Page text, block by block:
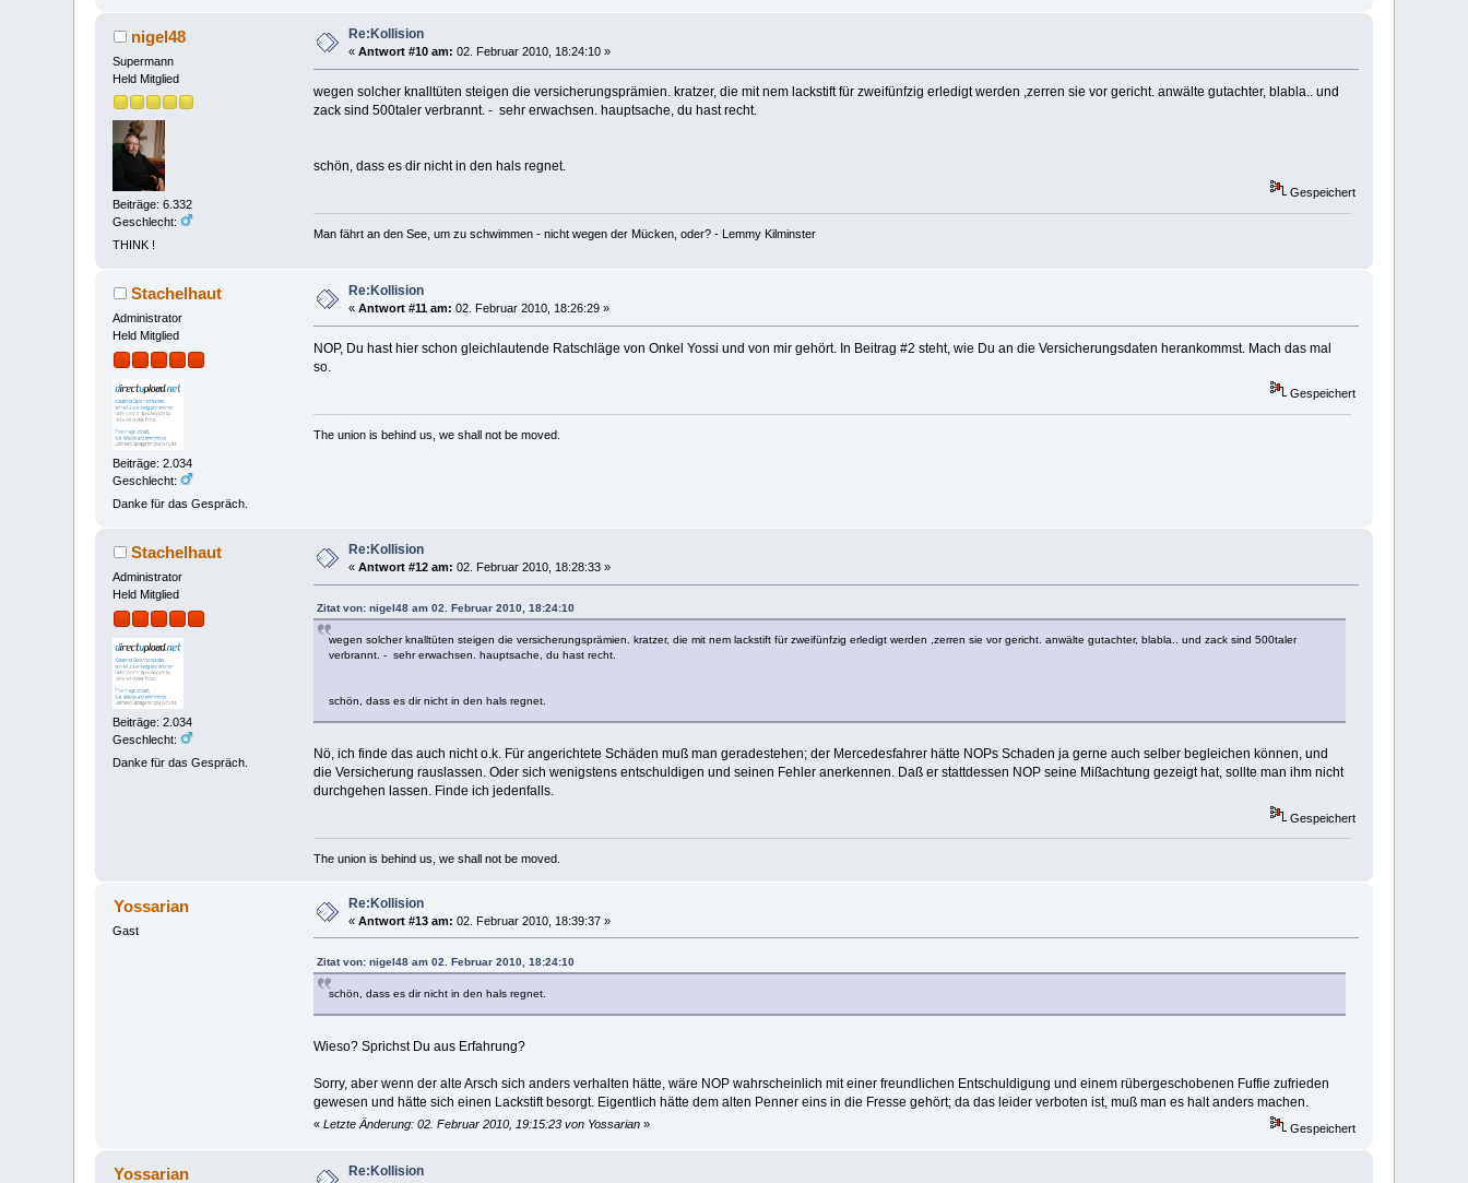
nigel48
Supermann
Held Mitglied
Beiträge: 6.332
Geschlecht:
THINK !
Re:Kollision
«Antwort #10 am: 02. Februar 2010, 18:24:10 »
wegen solcher knalltüten steigen die versicherungsprämien. kratzer, die mit nem lackstift für zweifünfzig erledigt werden ,zerren sie vor gericht. anwälte gutachter, blabla.. und
zack sind 500taler verbrannt. - sehr erwachsen. hauptsache, du hast recht.
schön, dass es dir nicht in den hals regnet.
Gespeichert
Man fährt an den See, um zu schwimmen - nicht wegen der Mücken, oder? - Lemmy Kilminster
Stachelhaut
Administrator
Held Mitglied
Beiträge: 2.034
Geschlecht:
Danke für das Gespräch.
Re:Kollision
«Antwort #11 am: 02. Februar 2010, 18:26:29 »
NOP, Du hast hier schon gleichlautende Ratschläge von Onkel Yossi und von mir gehört. In Beitrag #2 steht, wie Du an die Versicherungsdaten herankommst. Mach das mal
so.
Gespeichert
The union is behind us, we shall not be moved.
Stachelhaut
Administrator
Held Mitglied
Beiträge: 2.034
Geschlecht:
Danke für das Gespräch.
Re:Kollision
«Antwort #12 am: 02. Februar 2010, 18:28:33 »
Zitat von: nigel48 am 02. Februar 2010, 18:24:10
wegen solcher knalltüten steigen die versicherungsprämien. kratzer, die mit nem lackstift für zweifünfzig erledigt werden ,zerren sie vor gericht. anwälte gutachter, blabla.. und zack sind 500taler
verbrannt. - sehr erwachsen. hauptsache, du hast recht.
schön, dass es dir nicht in den hals regnet.
Nö, ich finde das auch nicht o.k. Für angerichtete Schäden muß man geradestehen; der Mercedesfahrer hätte NOPs Schaden ja gerne auch selber begleichen können, und
die Versicherung rauslassen. Oder sich wenigstens entschuldigen und seinen Fehler anerkennen. Daß er stattdessen NOP seine Mißachtung gezeigt hat, sollte man ihm nicht
durchgehen lassen. Finde ich jedenfalls.
Gespeichert
The union is behind us, we shall not be moved.
Yossarian
Gast
Re:Kollision
«Antwort #13 am: 02. Februar 2010, 18:39:37 »
Zitat von: nigel48 am 02. Februar 2010, 18:24:10
schön, dass es dir nicht in den hals regnet.
Wieso? Sprichst Du aus Erfahrung?
Sorry, aber wenn der alte Arsch sich anders verhalten hätte, wäre NOP wahrscheinlich mit einer freundlichen Entschuldigung und einem rübergeschobenen Fuffie zufrieden
gewesen und hätte sich einen Lackstift besorgt. Eigentlich hätte dem alten Penner eins in die Fresse gehört; da das leider verboten ist, muß man es halt anders machen.
« Letzte Änderung: 02. Februar 2010, 19:15:23 von Yossarian» Gespeichert
Yossarian Re:Kollision